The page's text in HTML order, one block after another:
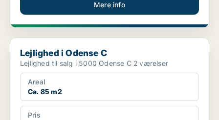
Mere info
Lejlighed i Odense C
Lejlighed i Odense C
Lejlighed til salg i 5000 Odense C 2 værelser
Areal
Ca. 85 m2
Pris